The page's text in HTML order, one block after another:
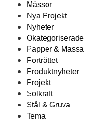
Mässor
Nya Projekt
Nyheter
Okategoriserade
Papper & Massa
Porträttet
Produktnyheter
Projekt
Solkraft
Stål & Gruva
Tema